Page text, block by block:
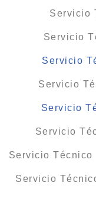
Servicio
Servicio
Servicio
Servicio
Servicio
Servicio
Servicio
Servicio